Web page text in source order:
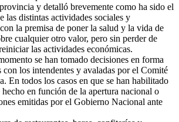
y detalló brevemente como ha sido el
las distintas actividades sociales y
la premisa de poner la salud y la vida de
cualquier otro valor, pero sin perder de
las actividades económicas.
se han tomado decisiones en forma
con los intendentes y avaladas por el Comité
En todos los casos en que se han habilitado
hecho en función de la apertura nacional o
emitidas por el Gobierno Nacional ante